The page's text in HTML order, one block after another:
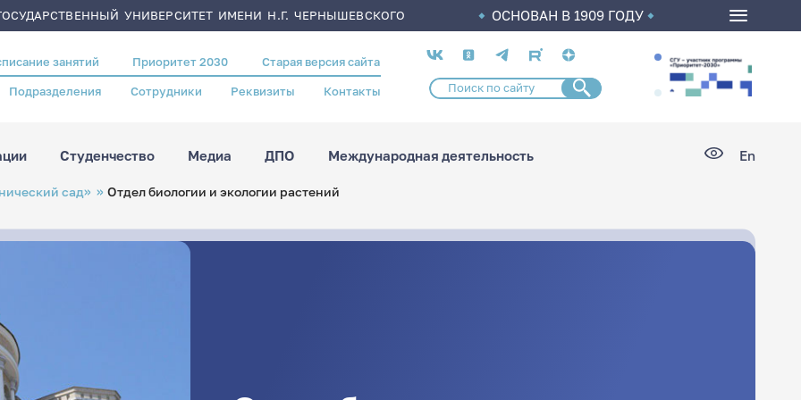
УНИВЕРСИТЕТ ИМЕНИ Н.Г. ЧЕРНЫШЕВСКОГО ОСНОВАН В 1909 ГОДУ
занятий Приоритет 2030 Старая версия сайта
Подразделения Сотрудники Реквизиты Контакты
Социальные
сети
Студенчество Медиа ДПО Международная деятельность En
сад» Отдел биологии и экологии растений